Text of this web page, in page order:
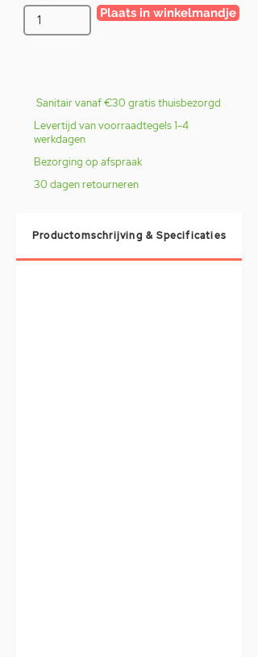
Plaats in winkelmandje
Sanitair vanaf €30 gratis thuisbezorgd
Levertijd van voorraadtegels 1-4
werkdagen
Bezorging op afspraak
30 dagen retourneren
Productomschrijving & Specificaties